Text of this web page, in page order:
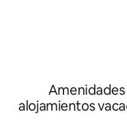
de fuego. #LakeViewCottage_GWL
Permiso para
cortas de la ciudad de
alojamientos